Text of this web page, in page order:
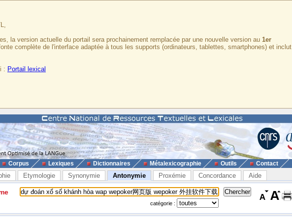
la version actuelle du portail sera prochainement remplacée par une nouvelle version au 1er
complète de l'interface adaptée à tous les supports (ordinateurs, tablettes, smartphones) et inclut
: Portail lexical
Corpus Lexiques Dictionnaires Métalexicographie Outils Contact
Etymologie Synonymie Antonymie Proxémie Concordance Aide
catégorie :